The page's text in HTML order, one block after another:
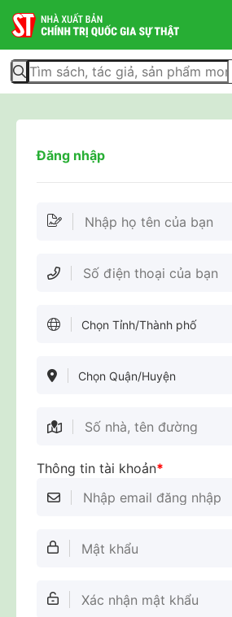
Đăng nhập
Chọn Tỉnh/Thành phố
Chọn Quận/Huyện
Thông tin tài khoản*